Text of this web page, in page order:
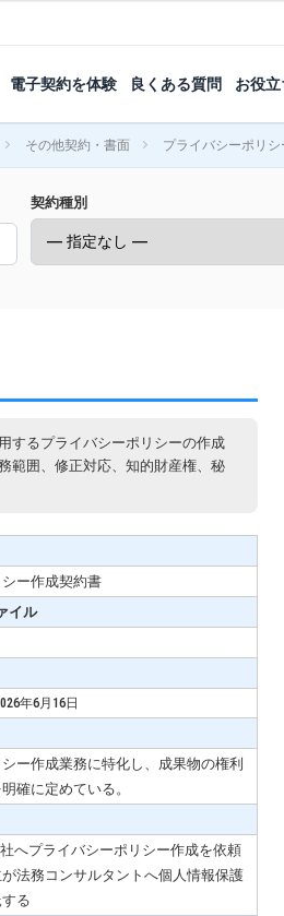
電子契約を体験 良くある質問 お役
その他契約・書面 プライバシーポリ
契約種別
するプライバシーポリシーの作成
範囲、修正対応、知的財産権、秘
ー作成契約書
イル
年6月16日
ー作成業務に特化し、成果物の権利
確に定めている。
へプライバシーポリシー作成を依頼
法務コンサルタントへ個人情報保護
る